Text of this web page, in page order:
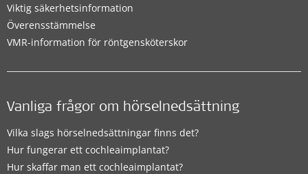
Viktig säkerhetsinformation
Överensstämmelse
VMR-information för röntgensköterskor
Vanliga frågor om hörselnedsättning
Vilka slags hörselnedsättningar finns det?
Hur fungerar ett cochleaimplantat?
Hur skaffar man ett cochleaimplantat?